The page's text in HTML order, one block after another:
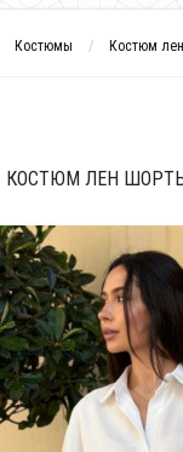
Костюмы Костюм
КОСТЮМ ЛЕН